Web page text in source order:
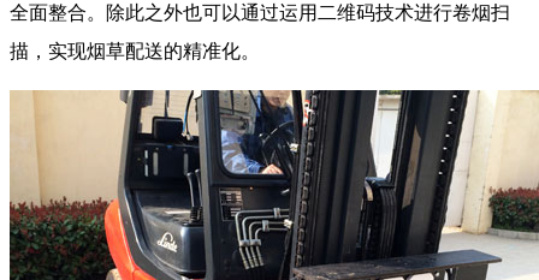
全面整合。除此之外也可以通过运用二维码技术进行卷烟扫
描，实现烟草配送的精准化。